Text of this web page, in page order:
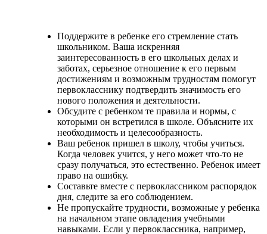
Поддержите в ребенке его стремление стать
школьником. Ваша искренняя
заинтересованность в его школьных делах и
заботах, серьезное отношение к его первым
достижениям и возможным трудностям помогут
первокласснику подтвердить значимость его
нового положения и деятельности.
Обсудите с ребенком те правила и нормы, с
которыми он встретился в школе. Объясните их
необходимость и целесообразность.
Ваш ребенок пришел в школу, чтобы учиться.
Когда человек учится, у него может что-то не
сразу получаться, это естественно. Ребенок имеет
право на ошибку.
Составьте вместе с первоклассником распорядок
дня, следите за его соблюдением.
Не пропускайте трудности, возможные у ребенка
на начальном этапе овладения учебными
навыками. Если у первоклассника, например,